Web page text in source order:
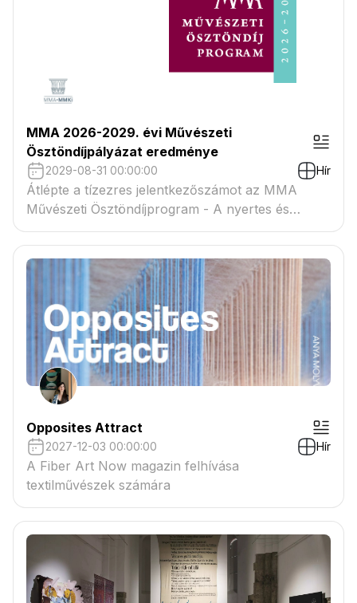
MMA 2026-2029. évi Művészeti
Ösztöndíjpályázat eredménye
2029-08-31 00:00:00 Hír
Átlépte a tízezres jelentkezőszámot az MMA
Művészeti Ösztöndíjprogram - A nyertes és
tartaléklistás pályázók névsora megtekinthető a
csatolmányban
Opposites Attract
2027-12-03 00:00:00 Hír
A Fiber Art Now magazin felhívása
textilművészek számára